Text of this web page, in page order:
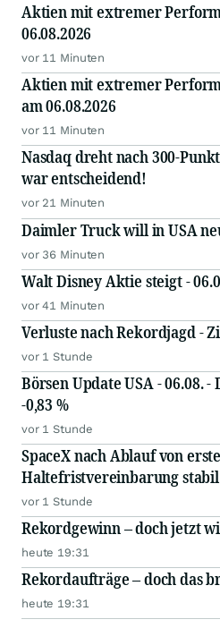
Aktien mit extremer
06.08.2026
vor 11 Minuten
Aktien mit extremer
am 06.08.2026
vor 11 Minuten
Nasdaq dreht nach 300-
war entscheidend!
vor 21 Minuten
Daimler Truck will in USA
vor 36 Minuten
Walt Disney Aktie steigt -
vor 41 Minuten
Verluste nach Rekordjagd -
vor 1 Stunde
Börsen Update USA - 06.08. -
-0,83 %
vor 1 Stunde
SpaceX nach Ablauf von
Haltefristvereinbarung stabil
vor 1 Stunde
Rekordgewinn – doch jetzt
heute 19:31
Rekordaufträge – doch das
heute 19:31